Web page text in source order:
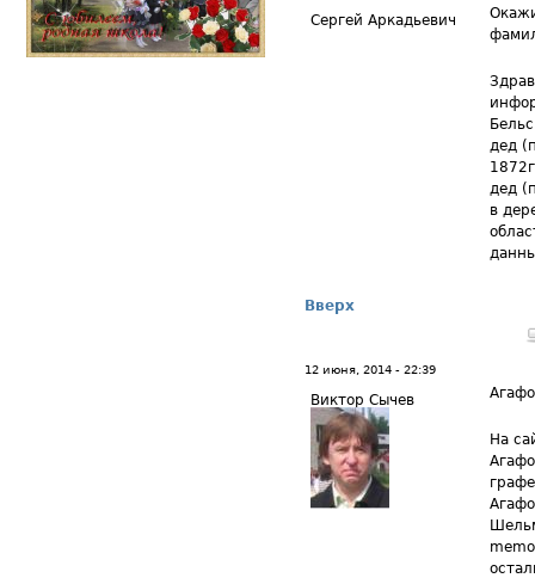
Сергей Аркадьевич
дед
дед
в
Вверх
12 июня, 2014 - 22:39
Виктор Сычев
На